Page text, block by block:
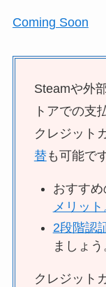
Coming Soon
Steamや外
トアでの支
クレジット
替も可能です
おすす
メリット
2段階認
ましょう
クレジット